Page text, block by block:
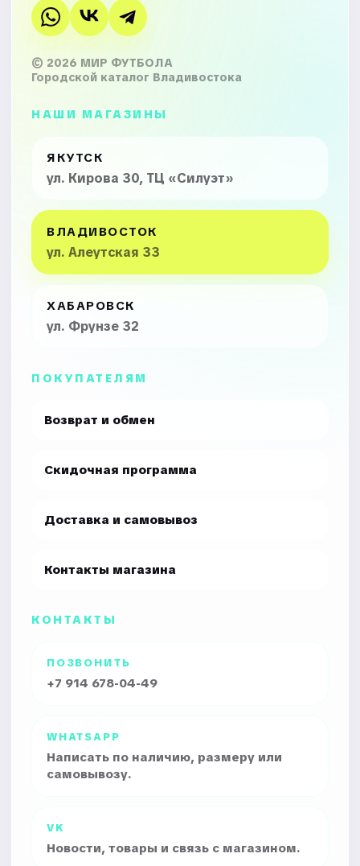
© 2026 МИР ФУТБОЛА
Городской каталог Владивостока
НАШИ МАГАЗИНЫ
ЯКУТСК
ул. Кирова 30, ТЦ «Силуэт»
ВЛАДИВОСТОК
ул. Алеутская 33
ХАБАРОВСК
ул. Фрунзе 32
ПОКУПАТЕЛЯМ
Возврат и обмен
Скидочная программа
Доставка и самовывоз
Контакты магазина
КОНТАКТЫ
ПОЗВОНИТЬ
+7 914 678-04-49
WHATSAPP
Написать по наличию, размеру или
самовывозу.
VK
Новости, товары и связь с магазином.